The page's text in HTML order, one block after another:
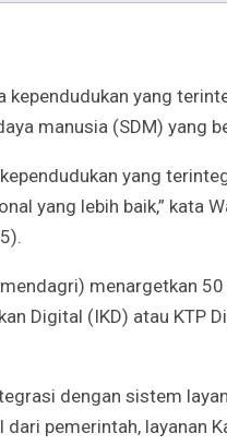
kependudukan yang
manusia (SDM) yang
yang
yang lebih baik,” kata
menargetkan
Digital (IKD) atau KTP
dengan sistem
pemerintah, layanan